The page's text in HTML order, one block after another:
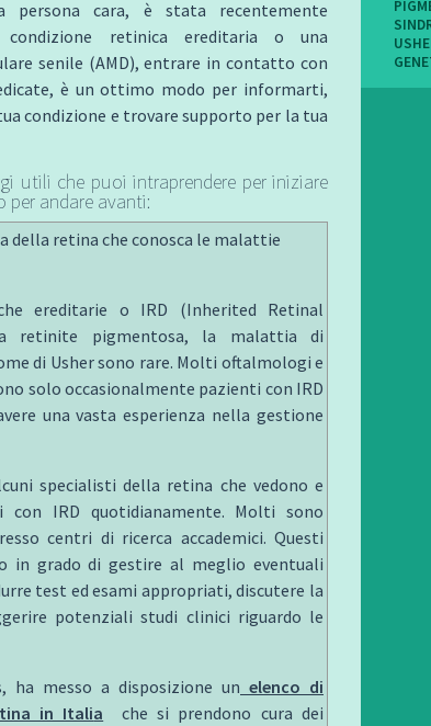
cara, è stata recentemente
condizione retinica ereditaria o una
senile (AMD), entrare in contatto con
è un ottimo modo per informarti,
condizione e trovare supporto per la tua
utili che puoi intraprendere per iniziare
per andare avanti:
della retina che conosca le malattie
ereditarie o IRD (Inherited Retinal
retinite pigmentosa, la malattia di
di Usher sono rare. Molti oftalmologi e
solo occasionalmente pazienti con IRD
una vasta esperienza nella gestione
specialisti della retina che vedono e
con IRD quotidianamente. Molti sono
centri di ricerca accademici. Questi
in grado di gestire al meglio eventuali
test ed esami appropriati, discutere la
potenziali studi clinici riguardo le
ha messo a disposizione un elenco di
in Italia che si prendono cura dei